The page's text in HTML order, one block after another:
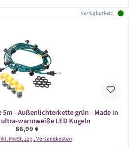
Verfügbarkeit:
- Außenlichterkette grün - Made in
ultra-warmweiße LED Kugeln
Regulärer Preis:
86,99 €
MwSt. zzgl. Versandkosten